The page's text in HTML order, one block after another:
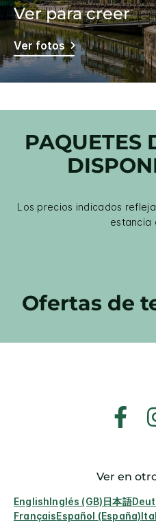
Ver para creer
Ver fotos
PAQUETES
Los precios indicados
estancia
Ofertas de
Ver en
EnglishInglés (GB)日本語
FrançaisEspañol (España)